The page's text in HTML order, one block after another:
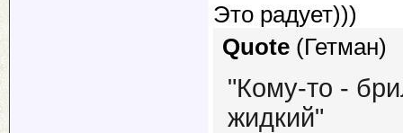
Это радует)))
Quote (Гетман)
"Кому-то -
жидкий"